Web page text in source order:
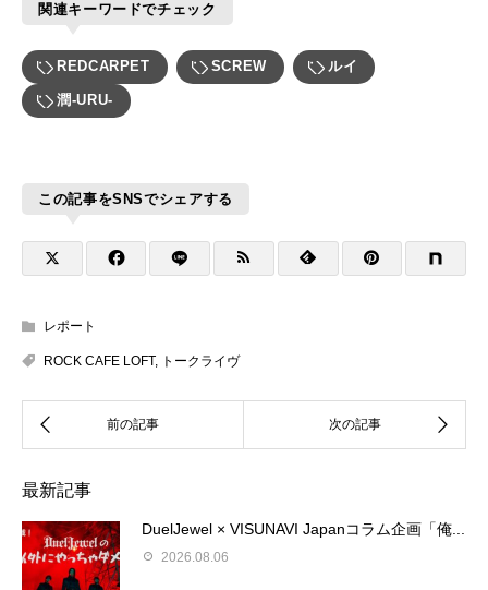
関連キーワードでチェック
REDCARPET SCREW ルイ
潤-URU-
この記事をSNSでシェアする
レポート
ROCK CAFE LOFT, トークライヴ
最新記事
DuelJewel × VISUNAVI Japanコラム企画「俺...
2026.08.06